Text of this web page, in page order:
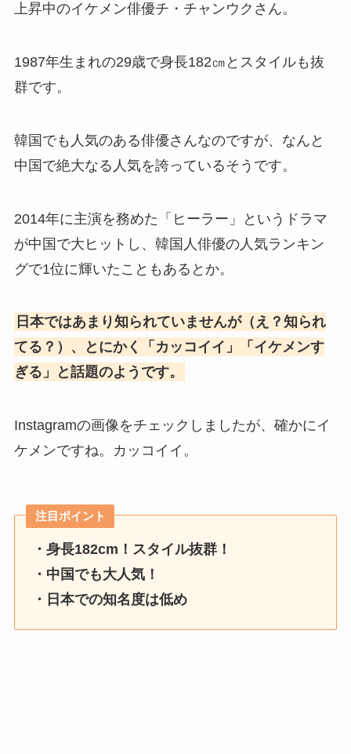
上昇中のイケメン俳優チ・チャンウクさん。
1987年生まれの29歳で身長182㎝とスタイルも抜
群です。
韓国でも人気のある俳優さんなのですが、なんと
中国で絶大なる人気を誇っているそうです。
2014年に主演を務めた「ヒーラー」というドラマ
が中国で大ヒットし、韓国人俳優の人気ランキン
グで1位に輝いたこともあるとか。
日本ではあまり知られていませんが（え？知られ
てる？）、とにかく「カッコイイ」「イケメンす
ぎる」と話題のようです。
Instagramの画像をチェックしましたが、確かにイ
ケメンですね。カッコイイ。
注目ポイント
・身長182cm！スタイル抜群！
・中国でも大人気！
・日本での知名度は低め